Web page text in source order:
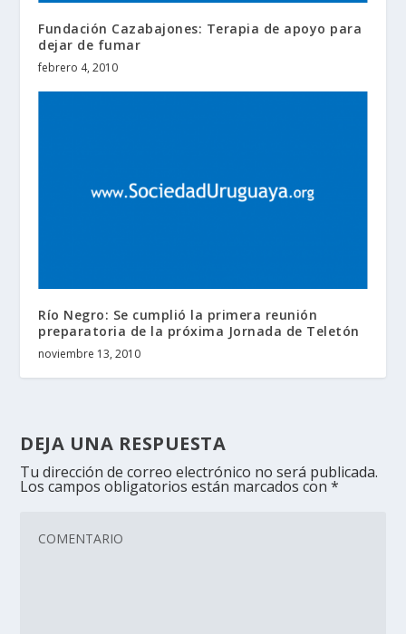
Fundación Cazabajones: Terapia de apoyo para
dejar de fumar
febrero 4, 2010
Río Negro: Se cumplió la primera reunión
preparatoria de la próxima Jornada de Teletón
noviembre 13, 2010
DEJA UNA RESPUESTA
Tu dirección de correo electrónico no será publicada.
Los campos obligatorios están marcados con*